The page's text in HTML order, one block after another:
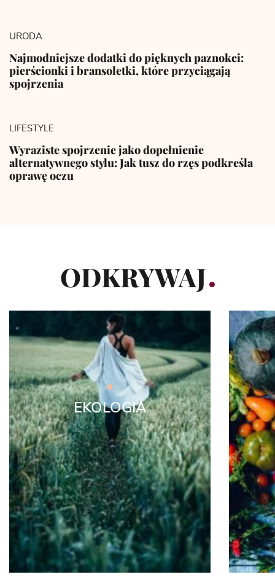
URODA
Najmodniejsze dodatki do pięknych paznokci:
pierścionki i bransoletki, które przyciągają
spojrzenia
LIFESTYLE
Wyraziste spojrzenie jako dopełnienie
alternatywnego stylu: Jak tusz do rzęs podkreśla
oprawę oczu
ODKRYWAJ
EKOLOGIA